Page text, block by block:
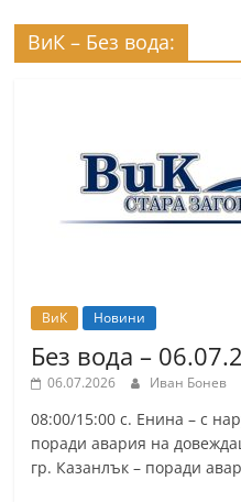
ВиК – Без вода:
ВиК Новини
Без вода –
06.07.2026 Иван Бонев
08:00/15:00 с. Енина – с
поради авария на
гр. Казанлък – поради